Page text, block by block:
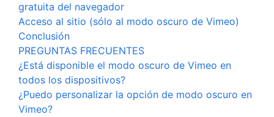
gratuita del navegador
Acceso al sitio (sólo al modo oscuro de Vimeo)
Conclusión
PREGUNTAS FRECUENTES
¿Está disponible el modo oscuro de Vimeo en
todos los dispositivos?
¿Puedo personalizar la opción de modo oscuro en
Vimeo?